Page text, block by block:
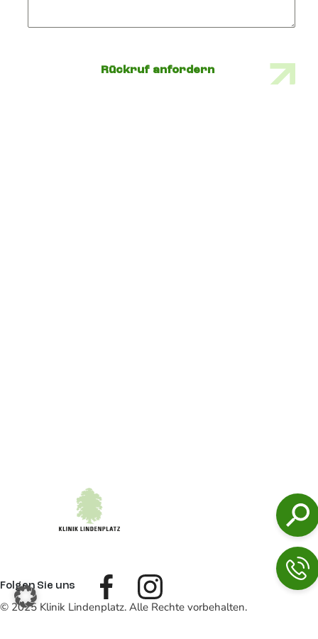
Rückruf anfordern
Folgen Sie uns
© 2025 Klinik Lindenplatz. Alle Rechte vorbehalten.